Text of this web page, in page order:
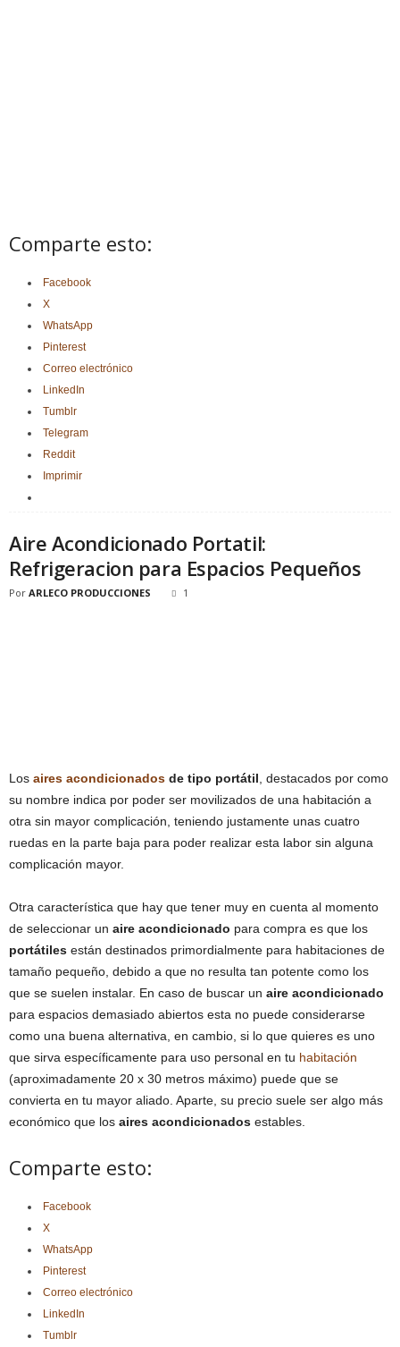
Comparte esto:
Facebook
X
WhatsApp
Pinterest
Correo electrónico
LinkedIn
Tumblr
Telegram
Reddit
Imprimir
Aire Acondicionado Portatil:
Refrigeracion para Espacios Pequeños
Por ARLECO PRODUCCIONES 1
Los aires acondicionados de tipo portátil, destacados por como
su nombre indica por poder ser movilizados de una habitación a
otra sin mayor complicación, teniendo justamente unas cuatro
ruedas en la parte baja para poder realizar esta labor sin alguna
complicación mayor.
Otra característica que hay que tener muy en cuenta al momento
de seleccionar un aire acondicionado para compra es que los
portátiles están destinados primordialmente para habitaciones de
tamaño pequeño, debido a que no resulta tan potente como los
que se suelen instalar. En caso de buscar un aire acondicionado
para espacios demasiado abiertos esta no puede considerarse
como una buena alternativa, en cambio, si lo que quieres es uno
que sirva específicamente para uso personal en tu habitación
(aproximadamente 20 x 30 metros máximo) puede que se
convierta en tu mayor aliado. Aparte, su precio suele ser algo más
económico que los aires acondicionados estables.
Comparte esto:
Facebook
X
WhatsApp
Pinterest
Correo electrónico
LinkedIn
Tumblr